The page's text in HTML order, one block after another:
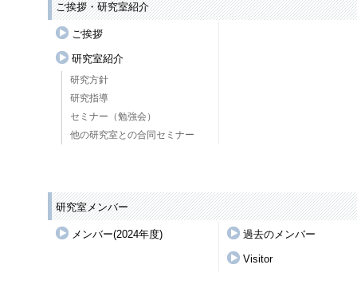
ご挨拶・研究室紹介
ご挨拶
研究室紹介
研究方針
研究指導
セミナー（勉強会）
他の研究室との合同セミナー
研究室メンバー
メンバー(2024年度) 過去のメンバー
Visitor